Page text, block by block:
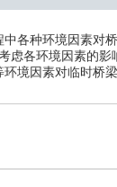
各种环境因素对
虑各环境因素的
境因素对临时桥